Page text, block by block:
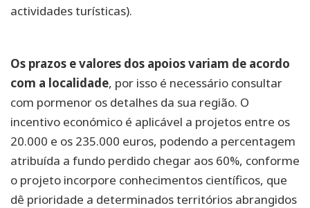
actividades turísticas).
Os prazos e valores dos apoios variam de acordo
com a localidade, por isso é necessário consultar
com pormenor os detalhes da sua região. O
incentivo económico é aplicável a projetos entre os
20.000 e os 235.000 euros, podendo a percentagem
atribuída a fundo perdido chegar aos 60%, conforme
o projeto incorpore conhecimentos científicos, que
dê prioridade a determinados territórios abrangidos